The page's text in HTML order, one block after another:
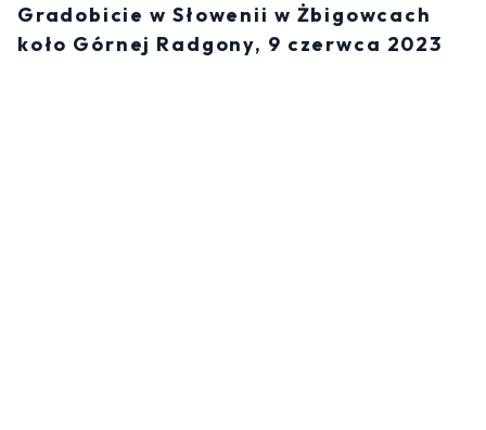
Gradobicie w Słowenii w Żbigowcach
koło Górnej Radgony, 9 czerwca 2023